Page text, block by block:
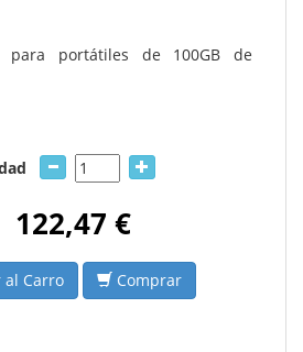
para portátiles de 100GB de
122,47 €
Carro Comprar